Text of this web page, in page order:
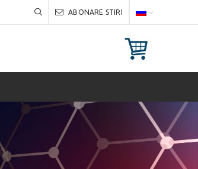
ABONARE STIRI